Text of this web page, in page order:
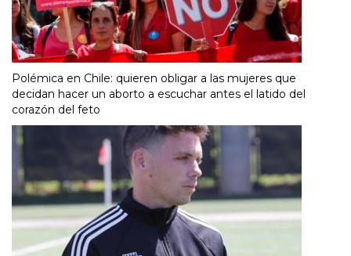
Polémica en Chile: quieren obligar a las mujeres que
decidan hacer un aborto a escuchar antes el latido del
corazón del feto